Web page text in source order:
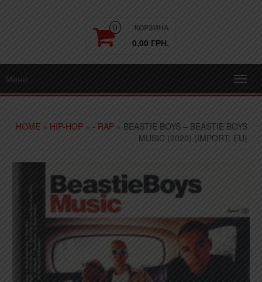
0 КОРЗИНА
0,00 ГРН.
Меню
HOME » HIP-HOP » - RAP » BEASTIE BOYS – BEASTIE BOYS
MUSIC (2020) (IMPORT, EU)